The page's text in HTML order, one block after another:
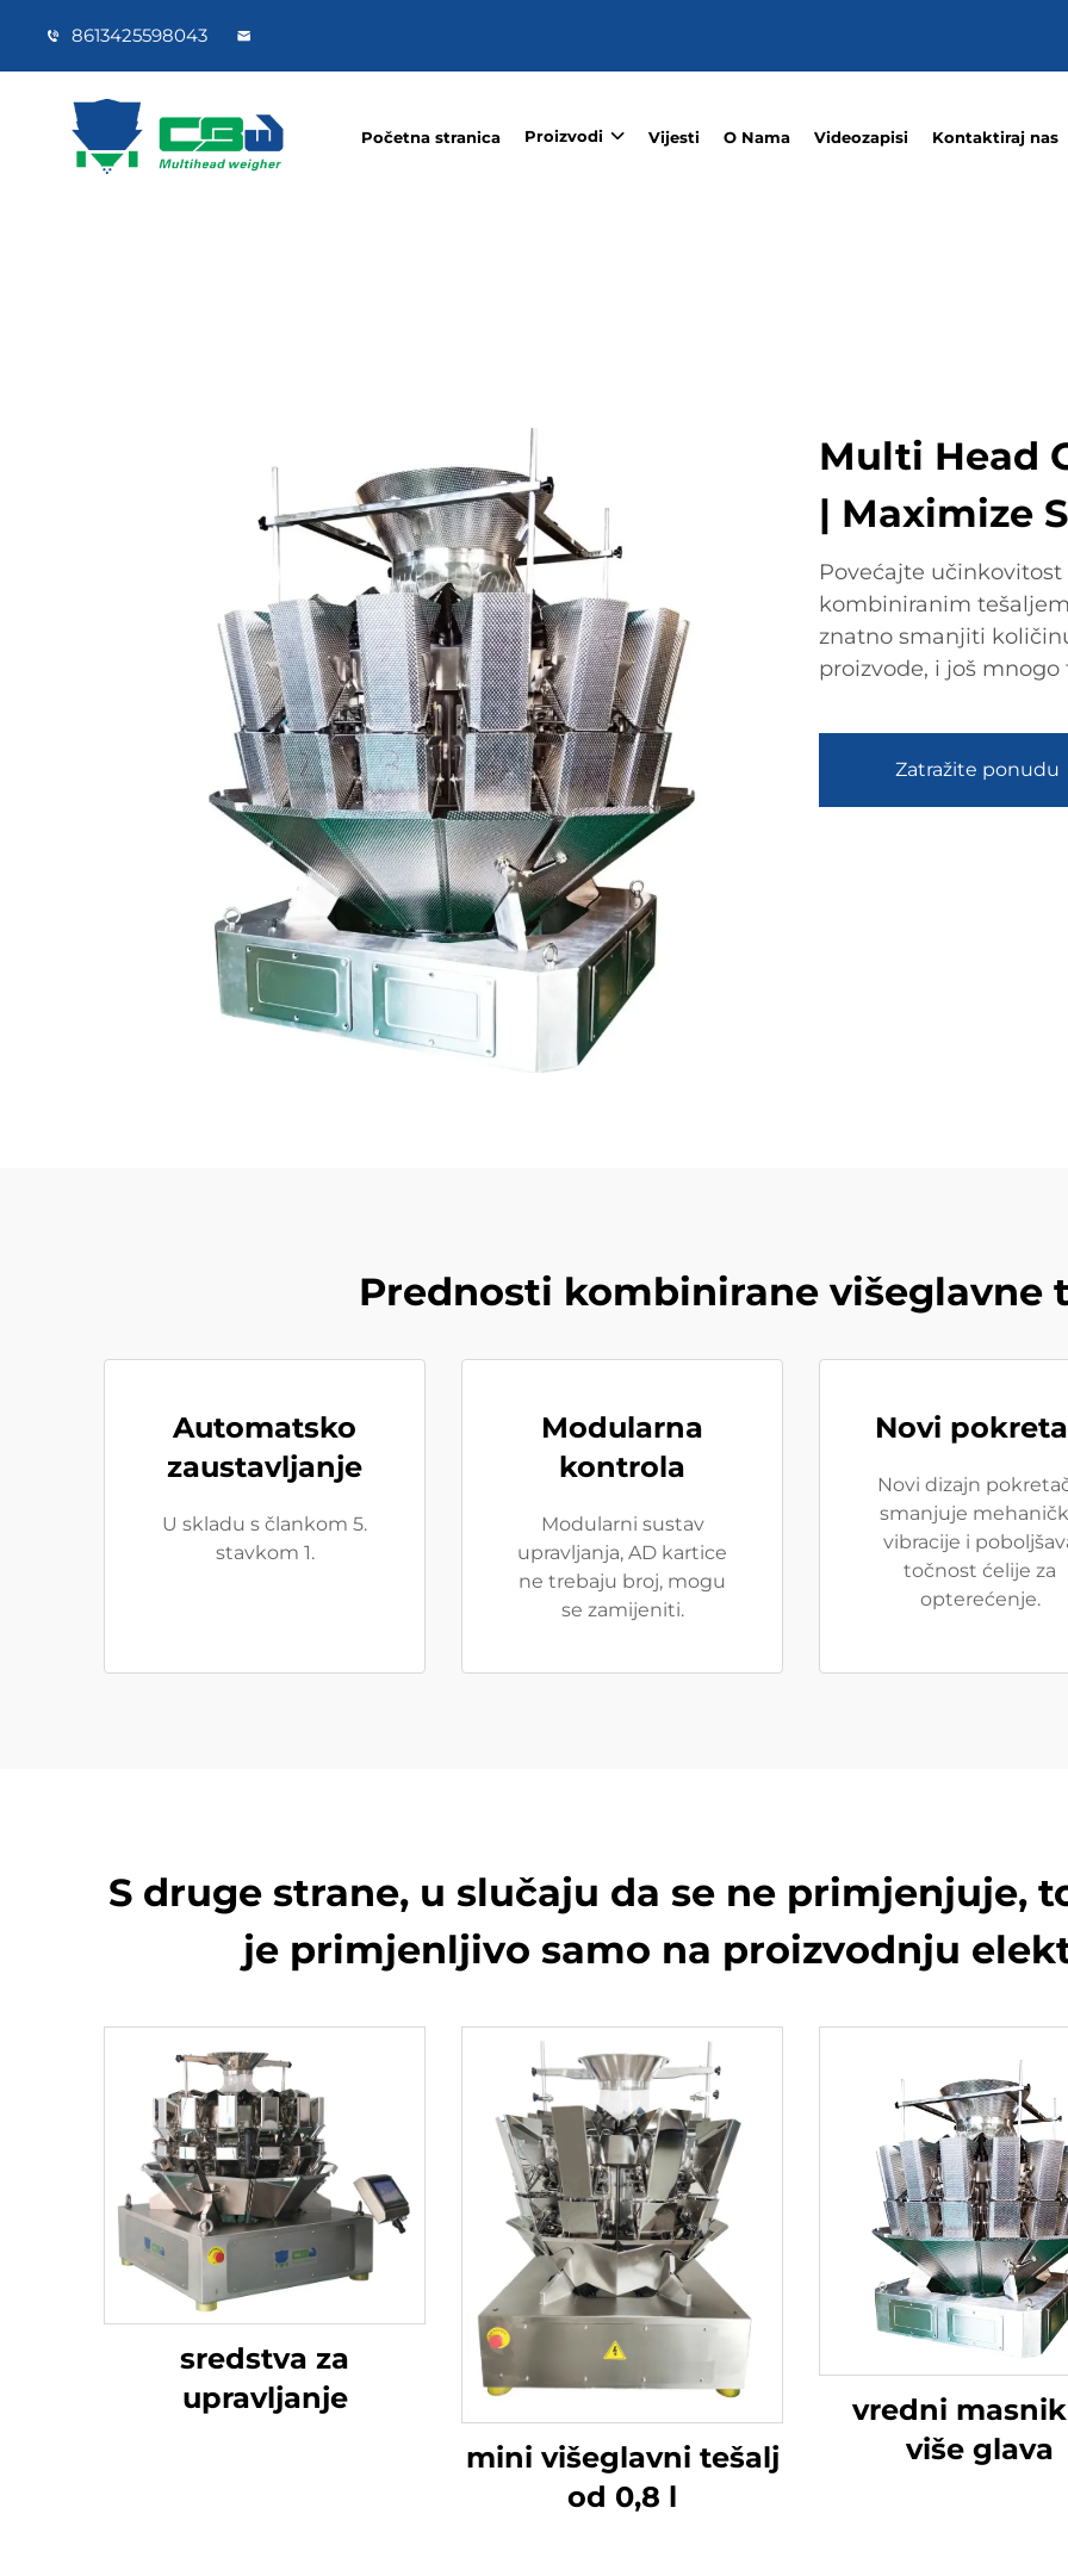
8613425598043
Početna stranica Proizvodi Vijesti O Nama Videozapisi Kontaktiraj nas
Multi Head
| Maximize
Povećajte
kombiniranim
znatno smanjiti
proizvode, i još
Zatražite ponudu
Prednosti kombinirane višeglavne
Automatsko
zaustavljanje
U skladu s člankom 5.
stavkom 1.
Modularna
kontrola
Modularni sustav
upravljanja, AD kartice
ne trebaju broj, mogu
se zamijeniti.
Novi
Novi dizajn
smanjuje
vibracije i
točnost ćelije za
opterećenje.
S druge strane, u slučaju da se ne primjenjuje,
je primjenljivo samo na proizvodnju
sredstva za
upravljanje
mini višeglavni tešalj
od 0,8 l
vredni
više glava